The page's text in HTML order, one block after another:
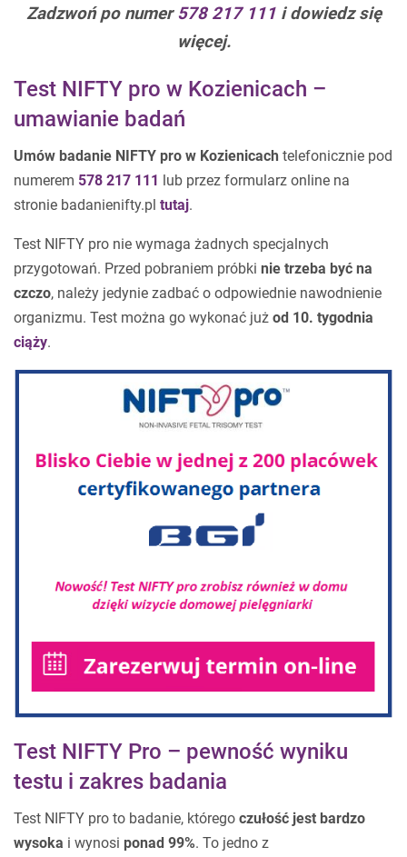
Zadzwoń po numer578 217 111i dowiedz się
więcej.
Test NIFTY pro w Kozienicach –
umawianie badań
Umów badanie NIFTY pro w Kozienicach telefonicznie pod
numerem 578 217 111 lub przez formularz online na
stronie badanienifty.pl tutaj.
Test NIFTY pro nie wymaga żadnych specjalnych
przygotowań. Przed pobraniem próbki nie trzeba być na
czczo, należy jedynie zadbać o odpowiednie nawodnienie
organizmu. Test można go wykonać już od 10. tygodnia
ciąży.
Test NIFTY Pro – pewność wyniku
testu i zakres badania
Test NIFTY pro to badanie, którego czułość jest bardzo
wysoka i wynosi ponad 99%. To jedno z